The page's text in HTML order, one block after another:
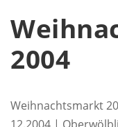
2004
Weihnachtsmarkt